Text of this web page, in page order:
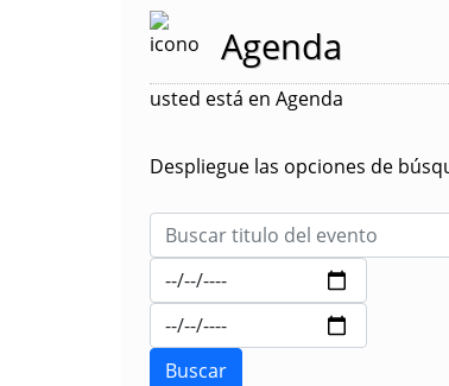
Agenda
usted está en Agenda
Despliegue las opciones de